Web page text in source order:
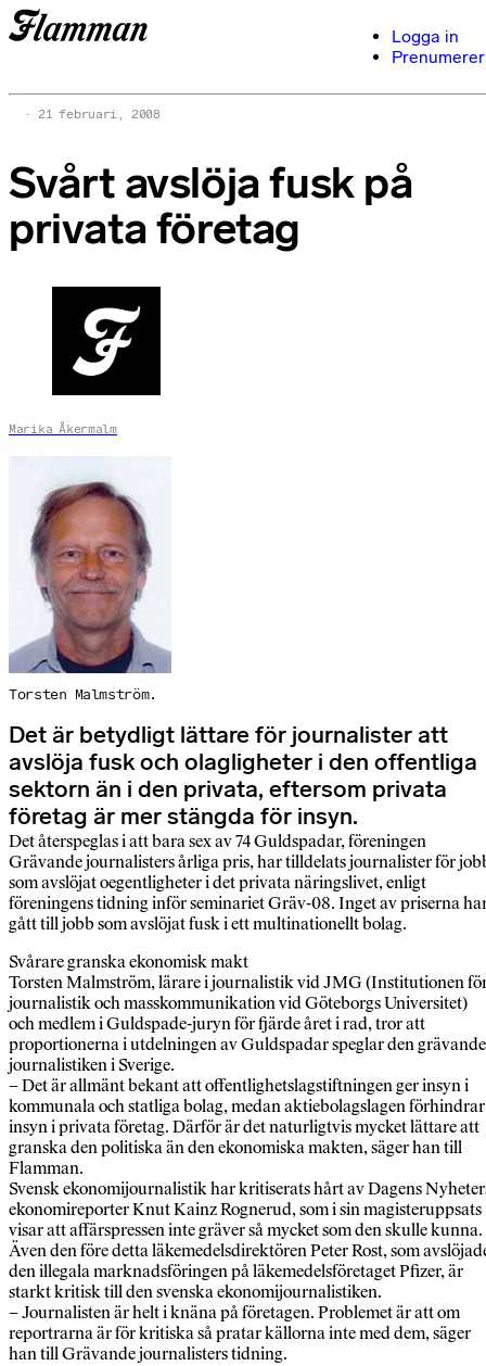
Logga in
21 februari, 2008
Svårt avslöja fusk på
privata företag
Marika Åkermalm
Torsten Malmström.
Det är betydligt lättare för journalister att
avslöja fusk och olagligheter i den offentliga
sektorn än i den privata, eftersom privata
företag är mer stängda för insyn.
Det återspeglas i att bara sex av 74 Guldspadar, föreningen
Grävande journalisters årliga pris, har tilldelats journalister för
som avslöjat oegentligheter i det privata näringslivet, enligt
föreningens tidning inför seminariet Gräv-08. Inget av priserna
gått till jobb som avslöjat fusk i ett multinationellt bolag.
Svårare granska ekonomisk makt
Torsten Malmström, lärare i journalistik vid JMG (Institutionen
journalistik och masskommunikation vid Göteborgs Universitet)
och medlem i Guldspade-juryn för fjärde året i rad, tror att
proportionerna i utdelningen av Guldspadar speglar den grävande
journalistiken i Sverige.
– Det är allmänt bekant att offentlighetslagstiftningen ger insyn i
kommunala och statliga bolag, medan aktiebolagslagen förhindrar
insyn i privata företag. Därför är det naturligtvis mycket lättare att
granska den politiska än den ekonomiska makten, säger han till
Flamman.
Svensk ekonomijournalistik har kritiserats hårt av Dagens
ekonomireporter Knut Kainz Rognerud, som i sin magisteruppsats
visar att affärspressen inte gräver så mycket som den skulle kunna.
Även den före detta läkemedelsdirektören Peter Rost, som
den illegala marknadsföringen på läkemedelsföretaget Pfizer, är
starkt kritisk till den svenska ekonomijournalistiken.
– Journalisten är helt i knäna på företagen. Problemet är att om
reportrarna är för kritiska så pratar källorna inte med dem, säger
han till Grävande journalisters tidning.